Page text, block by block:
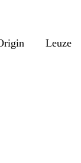
Leuze